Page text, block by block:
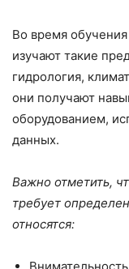
Во время
изучают такие
гидрология,
они получают
оборудованием,
данных.
Важно отметить,
требует
относятся: